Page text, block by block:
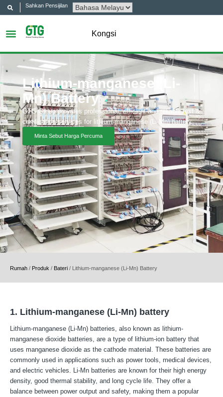
Sahkan Pensijilan
Kongsi
Lithium-manganese (Li-
Mn) Battery
GTG Group provides professional, efficient and reliable test &
certification services for lithium-manganese (Li-Mn) battery.
Minta Sebut Harga Percuma
Rumah / Produk / Bateri / Lithium-manganese (Li-Mn) Battery
1. Lithium-manganese (Li-Mn) battery
Lithium-manganese (Li-Mn) batteries, also known as lithium-
manganese dioxide batteries, are a type of lithium-ion battery that
uses manganese dioxide as the cathode material. These batteries are
commonly used in applications such as power tools, medical devices,
and electric vehicles. Li-Mn batteries are known for their high energy
density, good thermal stability, and long cycle life. They offer a
balance between power output and safety, making them a popular